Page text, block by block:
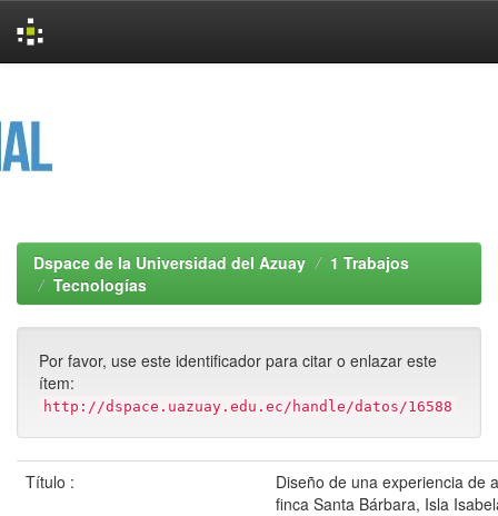
Dspace de la Universidad del Azuay
1 Trabajos
Tecnologías
Por favor, use este identificador para citar o enlazar este
ítem:
http://dspace.uazuay.edu.ec/handle/datos/16588
Título :
Diseño de una experiencia de
finca Santa Bárbara, Isla